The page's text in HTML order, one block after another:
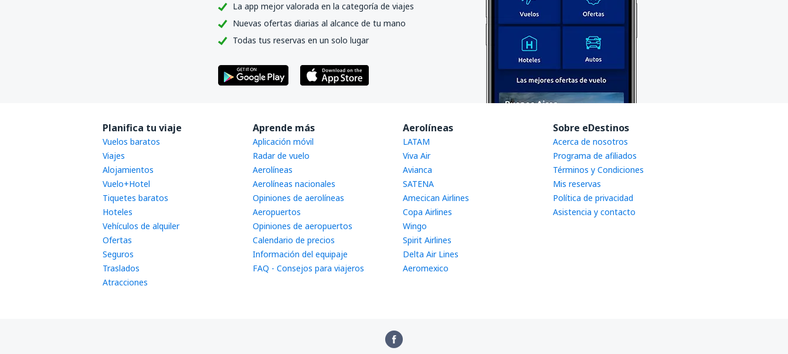
La app mejor valorada en la categoría de viajes
Nuevas ofertas diarias al alcance de tu mano
Todas tus reservas en un solo lugar
Planifica tu viaje
Vuelos baratos
Viajes
Alojamientos
Vuelo+Hotel
Tiquetes baratos
Hoteles
Vehículos de alquiler
Ofertas
Seguros
Traslados
Atracciones
Aprende más
Aplicación móvil
Radar de vuelo
Aerolíneas
Aerolíneas nacionales
Opiniones de aerolíneas
Aeropuertos
Opiniones de aeropuertos
Calendario de precios
Información del equipaje
FAQ - Consejos para viajeros
Aerolíneas
LATAM
Viva Air
Avianca
SATENA
Amecican Airlines
Copa Airlines
Wingo
Spirit Airlines
Delta Air Lines
Aeromexico
Sobre eDestinos
Acerca de nosotros
Programa de afiliados
Términos y Condiciones
Mis reservas
Política de privacidad
Asistencia y contacto